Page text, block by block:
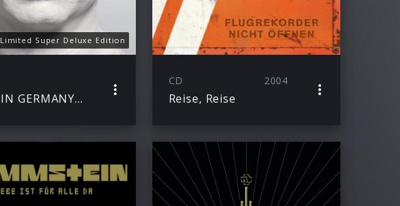
Limited Super Deluxe Edition
MADE IN GERMANY 1995 – 2011
CD 2004
Reise, Reise